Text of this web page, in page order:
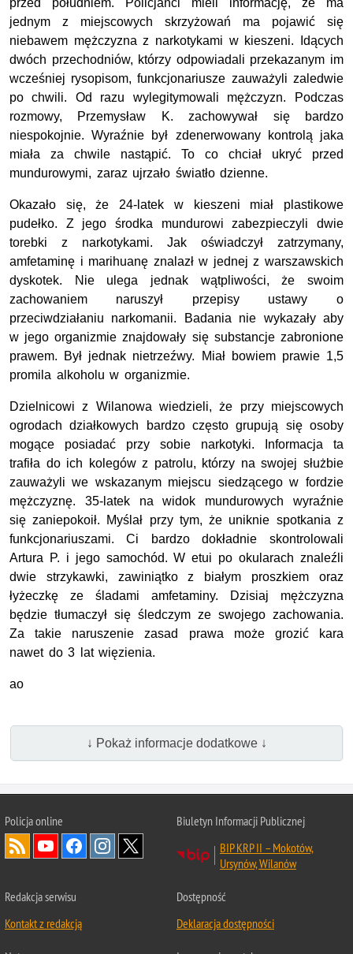
przed południem. Policjanci mieli informację, że ma
jednym z miejscowych skrzyżowań ma pojawić się
niebawem mężczyzna z narkotykami w kieszeni. Idących
dwóch przechodniów, którzy odpowiadali przekazanym im
wcześniej rysopisom, funkcjonariusze zauważyli zaledwie
po chwili. Od razu wylegitymowali mężczyzn. Podczas
rozmowy, Przemysław K. zachowywał się bardzo
niespokojnie. Wyraźnie był zdenerwowany kontrolą jaka
miała za chwile nastąpić. To co chciał ukryć przed
mundurowymi, zaraz ujrzało światło dzienne.
Okazało się, że 24-latek w kieszeni miał plastikowe
pudełko. Z jego środka mundurowi zabezpieczyli dwie
torebki z narkotykami. Jak oświadczył zatrzymany,
amfetaminę i marihuanę znalazł w jednej z warszawskich
dyskotek. Nie ulega jednak wątpliwości, że swoim
zachowaniem naruszył przepisy ustawy o
przeciwdziałaniu narkomanii. Badania nie wykazały aby
w jego organizmie znajdowały się substancje zabronione
prawem. Był jednak nietrzeźwy. Miał bowiem prawie 1,5
promila alkoholu w organizmie.
Dzielnicowi z Wilanowa wiedzieli, że przy miejscowych
ogrodach działkowych bardzo często grupują się osoby
mogące posiadać przy sobie narkotyki. Informacja ta
trafiła do ich kolegów z patrolu, którzy na swojej służbie
zauważyli we wskazanym miejscu siedzącego w fordzie
mężczyznę. 35-latek na widok mundurowych wyraźnie
się zaniepokoił. Myślał przy tym, że uniknie spotkania z
funkcjonariuszami. Ci bardzo dokładnie skontrolowali
Artura P. i jego samochód. W etui po okularach znaleźli
dwie strzykawki, zawiniątko z białym proszkiem oraz
łyżeczkę ze śladami amfetaminy. Dzisiaj mężczyzna
będzie tłumaczył się śledczym ze swojego zachowania.
Za takie naruszenie zasad prawa może grozić kara
nawet do 3 lat więzienia.
ao
↓ Pokaż informacje dodatkowe ↓
Policja online
Biuletyn Informacji Publicznej
BIP KRP II – Mokotów,
Ursynów, Wilanów
Redakcja serwisu
Kontakt z redakcją
Dostępność
Deklaracja dostępności